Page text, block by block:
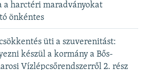
a harctéri maradványokat
önkéntes
üti a szuverenitást:
készül a kormány a Bős-
Vízlépcsőrendszerről 2. rész